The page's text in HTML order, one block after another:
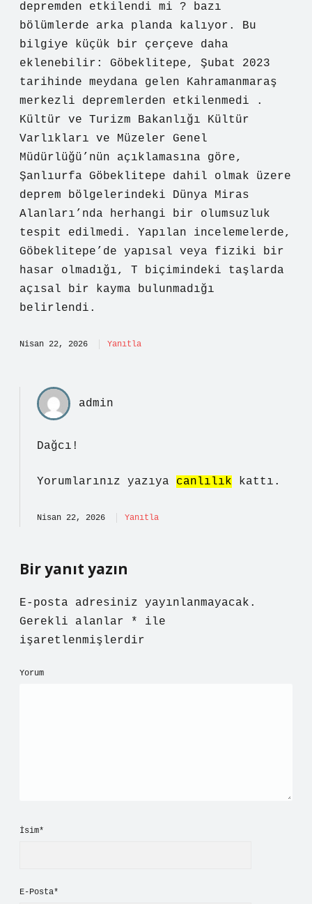
depremden etkilendi mi ? bazı
bölümlerde arka planda kalıyor. Bu
bilgiye küçük bir çerçeve daha
eklenebilir: Göbeklitepe, Şubat 2023
tarihinde meydana gelen Kahramanmaraş
merkezli depremlerden etkilenmedi .
Kültür ve Turizm Bakanlığı Kültür
Varlıkları ve Müzeler Genel
Müdürlüğü’nün açıklamasına göre,
Şanlıurfa Göbeklitepe dahil olmak üzere
deprem bölgelerindeki Dünya Miras
Alanları’nda herhangi bir olumsuzluk
tespit edilmedi. Yapılan incelemelerde,
Göbeklitepe’de yapısal veya fiziki bir
hasar olmadığı, T biçimindeki taşlarda
açısal bir kayma bulunmadığı
belirlendi.
Nisan 22, 2026 Yanıtla
admin
Dağcı!
Yorumlarınız yazıya canlılık kattı.
Nisan 22, 2026 Yanıtla
Bir yanıt yazın
E-posta adresiniz yayınlanmayacak.
Gerekli alanlar
*
ile
işaretlenmişlerdir
Yorum
İsim*
E-Posta*